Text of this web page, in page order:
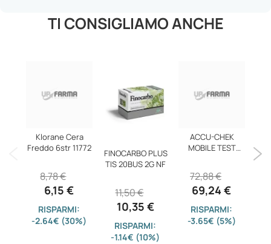
TI CONSIGLIAMO ANCHE
Klorane Cera
Freddo 6str 11772
6,15 €
8,78 €
RISPARMI:
-2.64€ (30%)
FINOCARBO PLUS
TIS 20BUS 2G NF
10,35 €
11,50 €
RISPARMI:
-1.14€ (10%)
ACCU-CHEK
MOBILE TEST
69,24 €
72,88 €
RISPARMI:
-3.65€ (5%)